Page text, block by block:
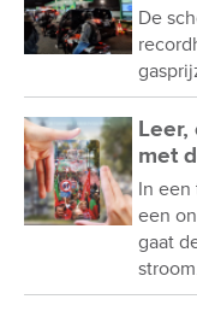
De
met
In
een
gaat